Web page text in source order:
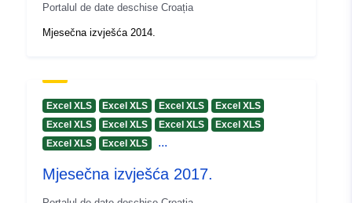
Portalul de date deschise Croația
Mjesečna izvješća 2014.
Excel XLS Excel XLS Excel XLS
Excel XLS
Excel XLS
Excel XLS Excel XLS
Excel XLS
Excel XLS
Excel XLS ...
Mjesečna izvješća 2017.